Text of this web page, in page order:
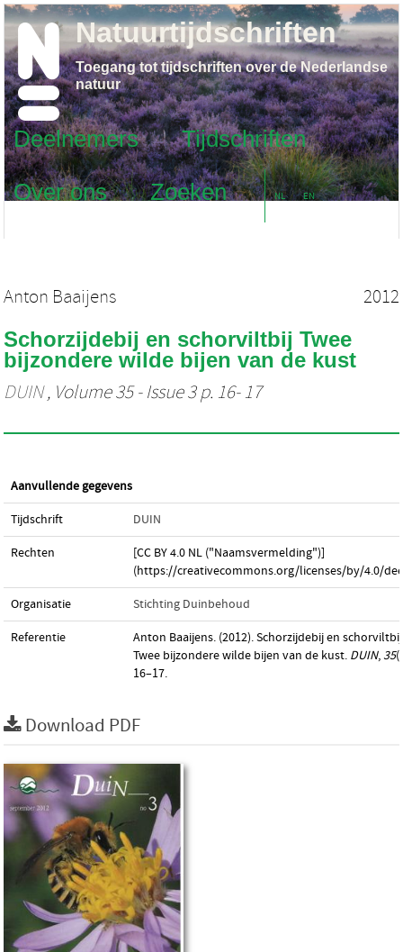
Deelnemers
Tijdschriften
Over ons
Zoeken NL EN
Natuurtijdschriften
Toegang tot tijdschriften over de Nederlandse
natuur
Anton Baaijens 2012
Schorzijdebij en schorviltbij Twee
bijzondere wilde bijen van de kust
DUIN, Volume 35 - Issue 3 p. 16- 17
Aanvullende gegevens
Tijdschrift DUIN
Rechten
[CC BY 4.0 NL ("Naamsvermelding")]
(https://creativecommons.org/licenses/by/4.0/
Organisatie Stichting Duinbehoud
Referentie
Anton Baaijens. (2012). Schorzijdebij en schorviltbij
Twee bijzondere wilde bijen van de kust. DUIN, 35
16–17.
Download PDF